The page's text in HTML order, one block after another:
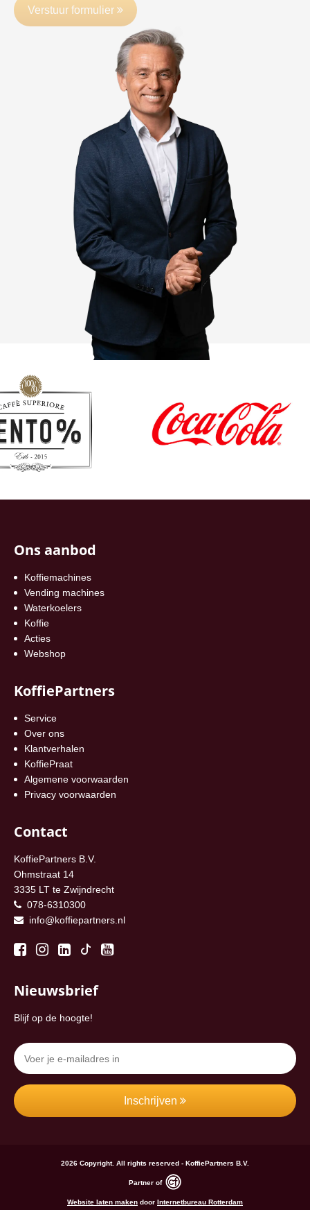
Verstuur formulier
Ons aanbod
Koffiemachines
Vending machines
Waterkoelers
Koffie
Acties
Webshop
KoffiePartners
Service
Over ons
Klantverhalen
KoffiePraat
Algemene voorwaarden
Privacy voorwaarden
Contact
KoffiePartners B.V.
Ohmstraat 14
3335 LT te Zwijndrecht
078-6310300
info@koffiepartners.nl
Nieuwsbrief
Blijf op de hoogte!
Inschrijven
2026 Copyright. All rights reserved - KoffiePartners B.V.
Partner of
Website laten maken door Internetbureau Rotterdam